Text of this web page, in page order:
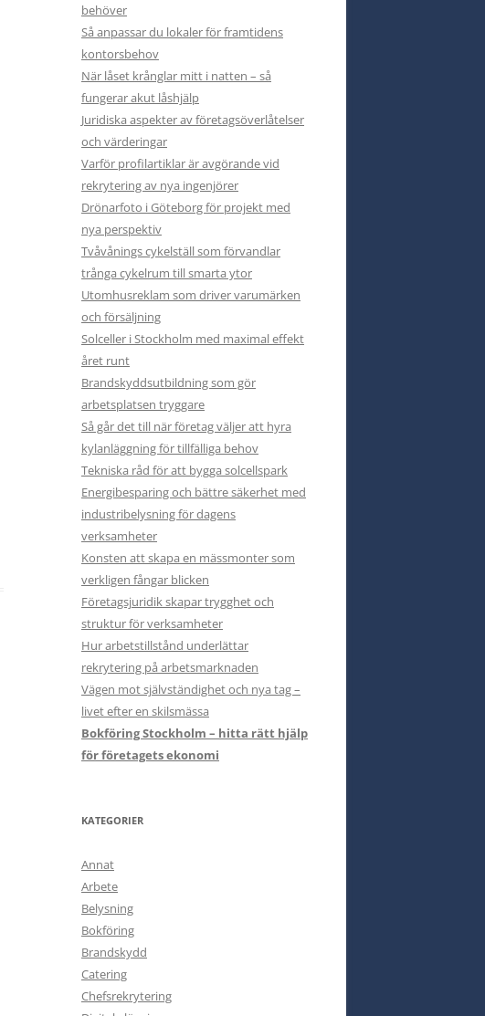
behöver
Så anpassar du lokaler för framtidens
kontorsbehov
När låset krånglar mitt i natten – så
fungerar akut låshjälp
Juridiska aspekter av företagsöverlåtelser
och värderingar
Varför profilartiklar är avgörande vid
rekrytering av nya ingenjörer
Drönarfoto i Göteborg för projekt med
nya perspektiv
Tvåvånings cykelställ som förvandlar
trånga cykelrum till smarta ytor
Utomhusreklam som driver varumärken
och försäljning
Solceller i Stockholm med maximal effekt
året runt
Brandskyddsutbildning som gör
arbetsplatsen tryggare
Så går det till när företag väljer att hyra
kylanläggning för tillfälliga behov
Tekniska råd för att bygga solcellspark
Energibesparing och bättre säkerhet med
industribelysning för dagens
verksamheter
Konsten att skapa en mässmonter som
verkligen fångar blicken
Företagsjuridik skapar trygghet och
struktur för verksamheter
Hur arbetstillstånd underlättar
rekrytering på arbetsmarknaden
Vägen mot självständighet och nya tag –
livet efter en skilsmässa
Bokföring Stockholm – hitta rätt hjälp
för företagets ekonomi
KATEGORIER
Annat
Arbete
Belysning
Bokföring
Brandskydd
Catering
Chefsrekrytering